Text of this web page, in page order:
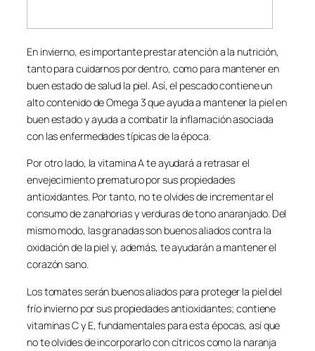
En invierno, es importante prestar atención a la nutrición,
tanto para cuidarnos por dentro, como para mantener en
buen estado de salud la piel. Así, el pescado contiene un
alto contenido de Omega 3 que ayuda a mantener la piel en
buen estado y ayuda a combatir la inflamación asociada
con las enfermedades típicas de la época.
Por otro lado, la vitamina A te ayudará a retrasar el
envejecimiento prematuro por sus propiedades
antioxidantes. Por tanto, no te olvides de incrementar el
consumo de zanahorias y verduras de tono anaranjado. Del
mismo modo, las granadas son buenos aliados contra la
oxidación de la piel y, además, te ayudarán a mantener el
corazón sano.
Los tomates serán buenos aliados para proteger la piel del
frío invierno por sus propiedades antioxidantes; contiene
vitaminas C y E, fundamentales para esta épocas, así que
no te olvides de incorporarlo con cítricos como la naranja